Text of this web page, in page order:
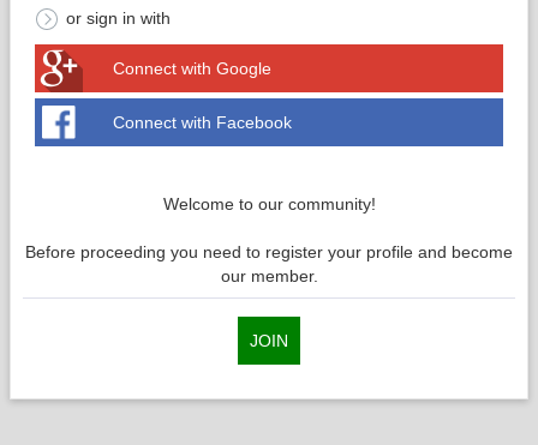
or sign in with
Connect with Google
Connect with Facebook
Welcome to our community!
Before proceeding you need to register your profile and become
our member.
JOIN